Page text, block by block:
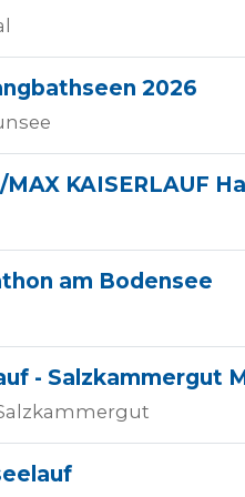
2026
KAISERLAUF
am Bodensee
- Salzkammergut